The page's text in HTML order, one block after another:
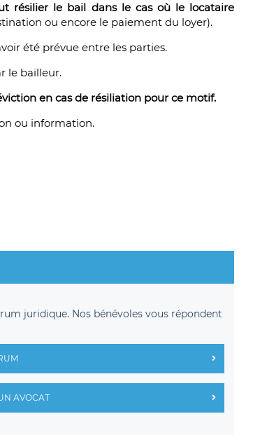
résilier le bail dans le cas où le locataire
ou encore le paiement du loyer).
été prévue entre les parties.
le bailleur.
en cas de résiliation pour ce motif.
ou information.
juridique. Nos bénévoles vous répondent
AVOCAT